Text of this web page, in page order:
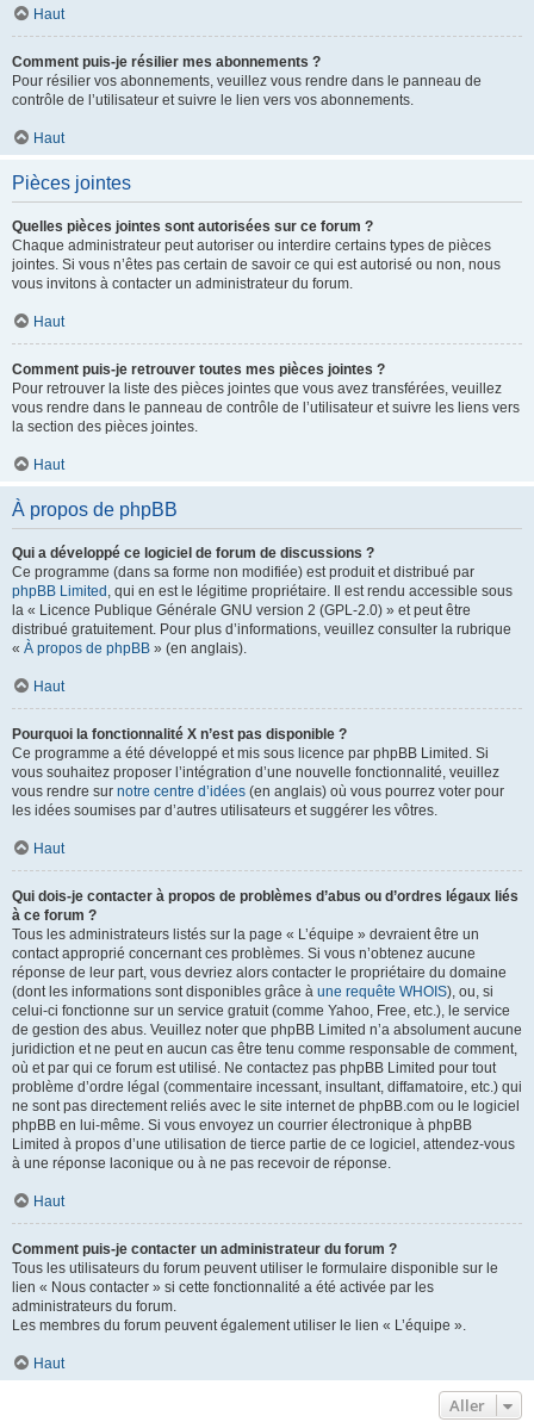
Haut
Comment puis-je résilier mes abonnements ?
Pour résilier vos abonnements, veuillez vous rendre dans le panneau de
contrôle de l’utilisateur et suivre le lien vers vos abonnements.
Haut
Pièces jointes
Quelles pièces jointes sont autorisées sur ce forum ?
Chaque administrateur peut autoriser ou interdire certains types de pièces
jointes. Si vous n’êtes pas certain de savoir ce qui est autorisé ou non, nous
vous invitons à contacter un administrateur du forum.
Haut
Comment puis-je retrouver toutes mes pièces jointes ?
Pour retrouver la liste des pièces jointes que vous avez transférées, veuillez
vous rendre dans le panneau de contrôle de l’utilisateur et suivre les liens vers
la section des pièces jointes.
Haut
À propos de phpBB
Qui a développé ce logiciel de forum de discussions ?
Ce programme (dans sa forme non modifiée) est produit et distribué par
phpBB Limited , qui en est le légitime propriétaire. Il est rendu accessible sous
la « Licence Publique Générale GNU version 2 (GPL-2.0) » et peut être
distribué gratuitement. Pour plus d’informations, veuillez consulter la rubrique
« À propos de phpBB » (en anglais).
Haut
Pourquoi la fonctionnalité X n’est pas disponible ?
Ce programme a été développé et mis sous licence par phpBB Limited. Si
vous souhaitez proposer l’intégration d’une nouvelle fonctionnalité, veuillez
vous rendre sur notre centre d’idées (en anglais) où vous pourrez voter pour
les idées soumises par d’autres utilisateurs et suggérer les vôtres.
Haut
Qui dois-je contacter à propos de problèmes d’abus ou d’ordres légaux liés
à ce forum ?
Tous les administrateurs listés sur la page « L’équipe » devraient être un
contact approprié concernant ces problèmes. Si vous n’obtenez aucune
réponse de leur part, vous devriez alors contacter le propriétaire du domaine
(dont les informations sont disponibles grâce à une requête WHOIS), ou, si
celui-ci fonctionne sur un service gratuit (comme Yahoo, Free, etc.), le service
de gestion des abus. Veuillez noter que phpBB Limited n’a absolument aucune
juridiction et ne peut en aucun cas être tenu comme responsable de comment,
où et par qui ce forum est utilisé. Ne contactez pas phpBB Limited pour tout
problème d’ordre légal (commentaire incessant, insultant, diffamatoire, etc.) qui
ne sont pas directement reliés avec le site internet de phpBB.com ou le logiciel
phpBB en lui-même. Si vous envoyez un courrier électronique à phpBB
Limited à propos d’une utilisation de tierce partie de ce logiciel, attendez-vous
à une réponse laconique ou à ne pas recevoir de réponse.
Haut
Comment puis-je contacter un administrateur du forum ?
Tous les utilisateurs du forum peuvent utiliser le formulaire disponible sur le
lien « Nous contacter » si cette fonctionnalité a été activée par les
administrateurs du forum.
Les membres du forum peuvent également utiliser le lien « L’équipe ».
Haut
Aller